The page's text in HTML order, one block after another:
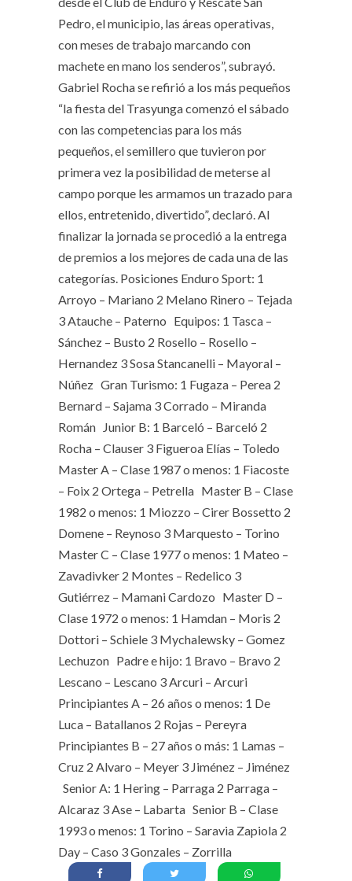
Pedro, el municipio, las áreas operativas,
con meses de trabajo marcando con
machete en mano los senderos”, subrayó.
Gabriel Rocha se refirió a los más pequeños
“la fiesta del Trasyunga comenzó el sábado
con las competencias para los más
pequeños, el semillero que tuvieron por
primera vez la posibilidad de meterse al
campo porque les armamos un trazado para
ellos, entretenido, divertido”, declaró. Al
finalizar la jornada se procedió a la entrega
de premios a los mejores de cada una de las
categorías. Posiciones Enduro Sport: 1
Arroyo – Mariano 2 Melano Rinero – Tejada
3 Atauche – Paterno Equipos: 1 Tasca –
Sánchez – Busto 2 Rosello – Rosello –
Hernandez 3 Sosa Stancanelli – Mayoral –
Núñez Gran Turismo: 1 Fugaza – Perea 2
Bernard – Sajama 3 Corrado – Miranda
Román Junior B: 1 Barceló – Barceló 2
Rocha – Clauser 3 Figueroa Elías – Toledo
Master A – Clase 1987 o menos: 1 Fiacoste
– Foix 2 Ortega – Petrella Master B – Clase
1982 o menos: 1 Miozzo – Cirer Bossetto 2
Domene – Reynoso 3 Marquesto – Torino
Master C – Clase 1977 o menos: 1 Mateo –
Zavadivker 2 Montes – Redelico 3
Gutiérrez – Mamani Cardozo Master D –
Clase 1972 o menos: 1 Hamdan – Moris 2
Dottori – Schiele 3 Mychalewsky – Gomez
Lechuzon Padre e hijo: 1 Bravo – Bravo 2
Lescano – Lescano 3 Arcuri – Arcuri
Principiantes A – 26 años o menos: 1 De
Luca – Batallanos 2 Rojas – Pereyra
Principiantes B – 27 años o más: 1 Lamas –
Cruz 2 Alvaro – Meyer 3 Jiménez – Jiménez
Senior A: 1 Hering – Parraga 2 Parraga –
Alcaraz 3 Ase – Labarta Senior B – Clase
1993 o menos: 1 Torino – Saravia Zapiola 2
Day – Caso 3 Gonzales – Zorrilla